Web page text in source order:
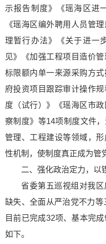
示报告制度》《瑶海区进
《瑶海区编外聘用人员管
理暂行办法》《关于进一
见》《加强工程项目造价
标限额内单一来源采购方
府投资项目跟踪审计操作
度（试行）》《瑶海区市
察制度》等14项制度文件
管理、工程建设等领域，
性机制，使制度真正成为管
二、强化政治定力，以
省委第五巡视组对我
缺失、全面从严治党不力等
目前已完成32项、基本完
如下。